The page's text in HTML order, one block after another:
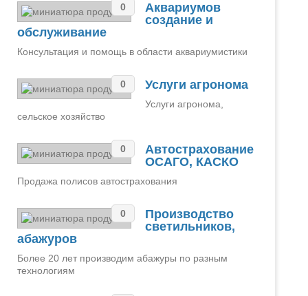
0
Аквариумов
создание и
обслуживание
Консультация и помощь в области аквариумистики
0 Услуги агронома
Услуги агронома,
сельское хозяйство
0
Автострахование
ОСАГО, КАСКО
Продажа полисов автострахования
0
Производство
светильников,
абажуров
Более 20 лет производим абажуры по разным
технологиям